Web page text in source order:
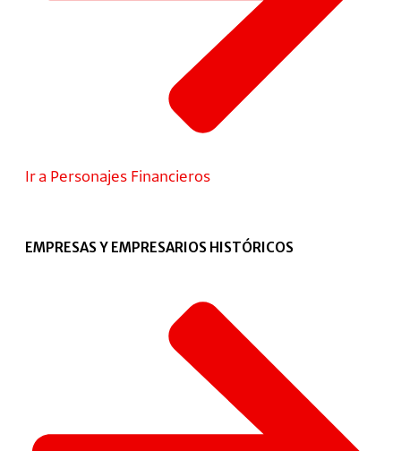
Ir a Personajes Financieros
EMPRESAS Y EMPRESARIOS HISTÓRICOS